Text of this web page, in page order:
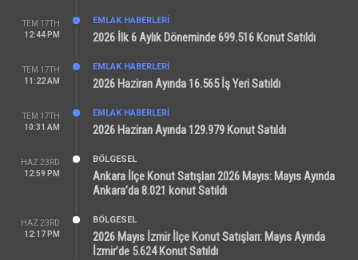
TEM 17TH
12:44 PM
EMLAK HABERLERI
2026 İlk 6 Aylık Döneminde 699.516 Konut Satıldı
TEM 17TH
11:22 AM
EMLAK HABERLERI
2026 Haziran Ayında 16.565 İş Yeri Satıldı
TEM 17TH
10:31 AM
EMLAK HABERLERI
2026 Haziran Ayında 129.979 Konut Satıldı
HAZ 23RD
12:59 PM
BÖLGESEL
Ankara İlçe Konut Satışları 2026 Mayıs: Mayıs Ayında
Ankara’da 8.021 konut Satıldı
HAZ 23RD
12:17 PM
BÖLGESEL
2026 Mayıs İzmir İlçe Konut Satışları: Mayıs Ayında
İzmir’de 5.624 Konut Satıldı